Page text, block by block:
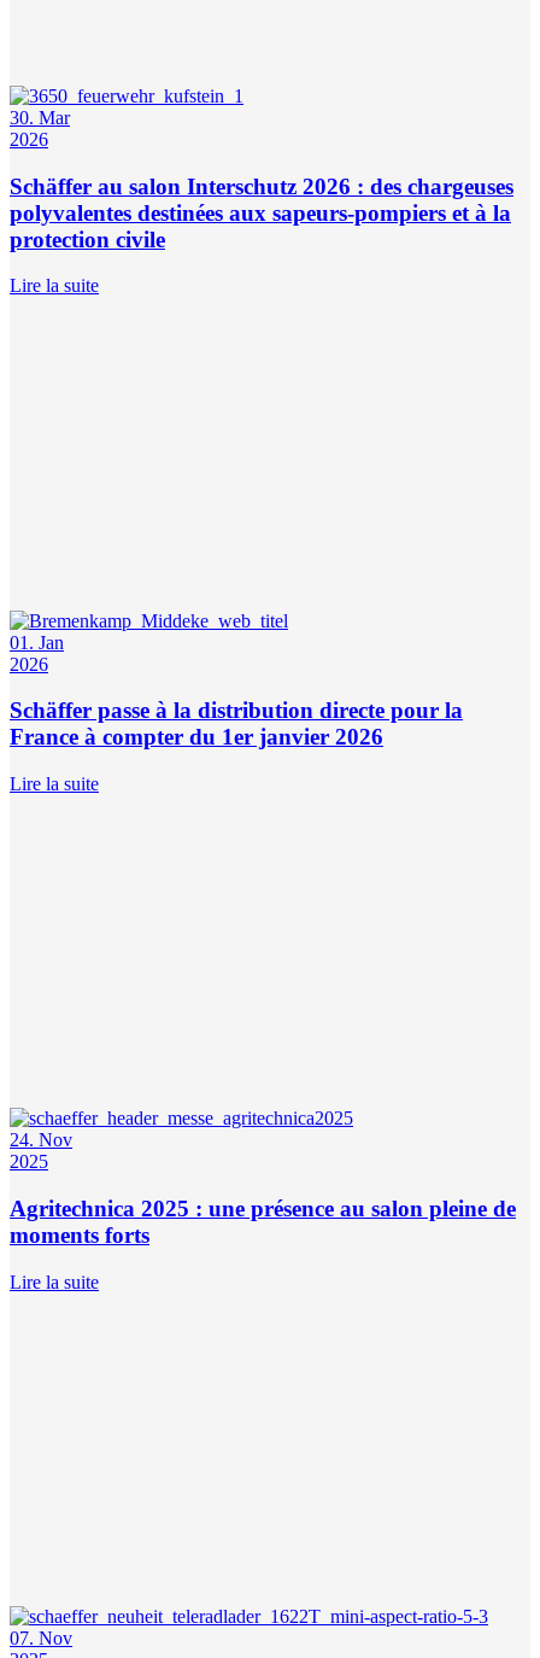
30. Mar
2026
Schäffer au salon Interschutz 2026 : des chargeuses
polyvalentes destinées aux sapeurs-pompiers et à la
protection civile
Lire la suite
01. Jan
2026
Schäffer passe à la distribution directe pour la
France à compter du 1er janvier 2026
Lire la suite
24. Nov
2025
Agritechnica 2025 : une présence au salon pleine de
moments forts
Lire la suite
07. Nov